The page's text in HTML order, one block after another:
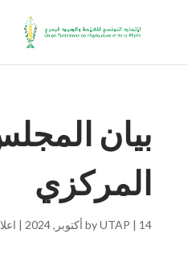
بيان
المركزي
byUTAP | 14 أكتوبر, 2024 |